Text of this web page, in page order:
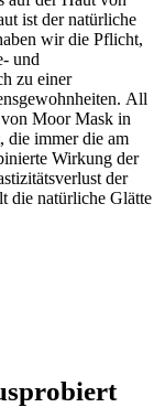
ist der natürliche
wir die Pflicht,
und
zu einer
All
Moor Mask in
die immer die am
Wirkung der
der
die natürliche Glätte